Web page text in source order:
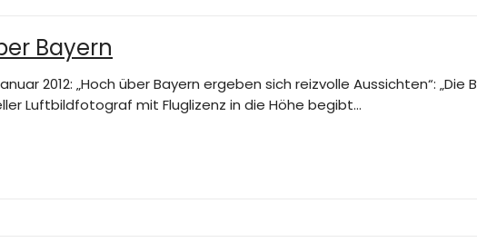
Bayern
2012: „Hoch über Bayern ergeben sich reizvolle Aussichten“:
Luftbildfotograf mit Fluglizenz in die Höhe begibt…